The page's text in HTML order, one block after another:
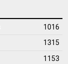
1016
1315
1153